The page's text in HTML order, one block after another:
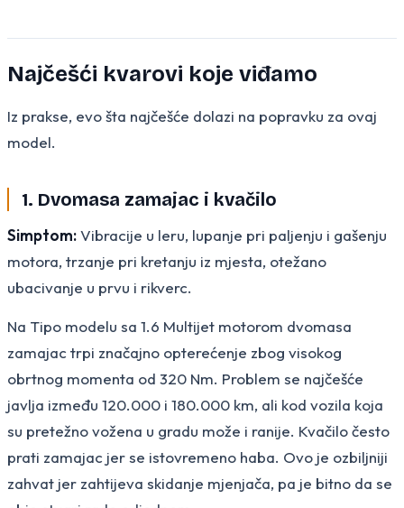
Najčešći kvarovi koje viđamo
Iz prakse, evo šta najčešće dolazi na popravku za ovaj
model.
1. Dvomasa zamajac i kvačilo
Simptom:Vibracije u leru, lupanje pri paljenju i gašenju
motora, trzanje pri kretanju iz mjesta, otežano
ubacivanje u prvu i rikverc.
Na Tipo modelu sa 1.6 Multijet motorom dvomasa
zamajac trpi značajno opterećenje zbog visokog
obrtnog momenta od 320 Nm. Problem se najčešće
javlja između 120.000 i 180.000 km, ali kod vozila koja
su pretežno vožena u gradu može i ranije. Kvačilo često
prati zamajac jer se istovremeno haba. Ovo je ozbiljniji
zahvat jer zahtijeva skidanje mjenjača, pa je bitno da se